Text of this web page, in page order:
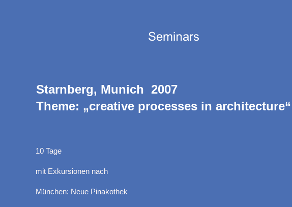
Starnberg, Munich 2007
Theme: „creative processes in architecture“
10 Tage
mit Exkursionen nach
München: Neue Pinakothek